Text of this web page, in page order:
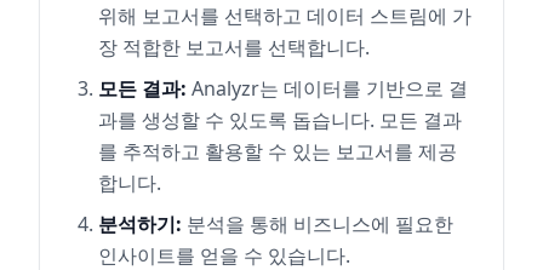
위해 보고서를 선택하고 데이터 스트림에 가
장 적합한 보고서를 선택합니다.
모든 결과: Analyzr는 데이터를 기반으로 결
과를 생성할 수 있도록 돕습니다. 모든 결과
를 추적하고 활용할 수 있는 보고서를 제공
합니다.
분석하기: 분석을 통해 비즈니스에 필요한
인사이트를 얻을 수 있습니다.